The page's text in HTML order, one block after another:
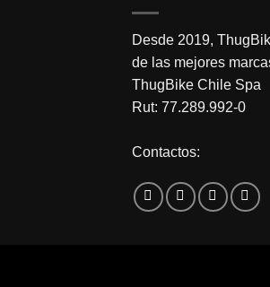
Desde 2019,
de las mejores
ThugBike Chile Spa
Rut: 77.289.992-0
Contactos: